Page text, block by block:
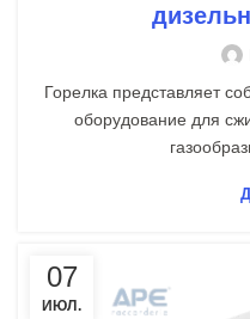
Горелка представляет
оборудование для
07
ИЮЛ.